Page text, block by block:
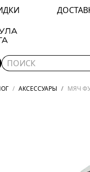
АКСЕССУАРЫ МЯЧ